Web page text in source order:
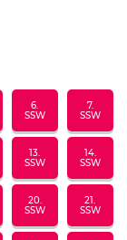
6.
SSW
7.
SSW
13.
SSW
14.
SSW
20.
SSW
21.
SSW